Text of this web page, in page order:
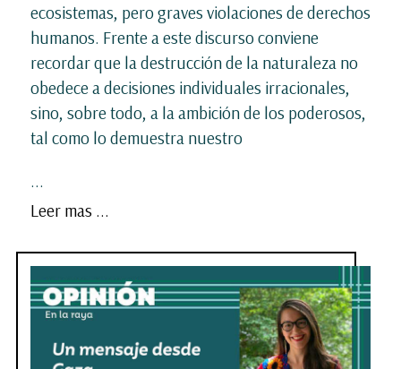
ecosistemas, pero graves violaciones de derechos
humanos. Frente a este discurso conviene
recordar que la destrucción de la naturaleza no
obedece a decisiones individuales irracionales,
sino, sobre todo, a la ambición de los poderosos,
tal como lo demuestra nuestro
...
Leer mas ...